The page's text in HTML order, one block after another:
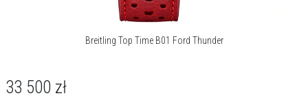
Breitling Top Time B01 Ford Thunder
33 500 zł